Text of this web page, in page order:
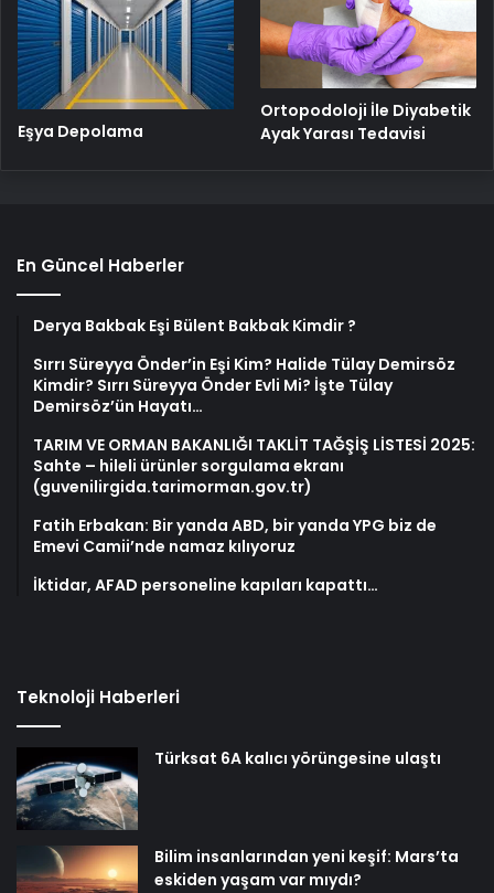
Eşya Depolama
Ortopodoloji İle Diyabetik
Ayak Yarası Tedavisi
En Güncel Haberler
Derya Bakbak Eşi Bülent Bakbak Kimdir ?
Sırrı Süreyya Önder’in Eşi Kim? Halide Tülay Demirsöz
Kimdir? Sırrı Süreyya Önder Evli Mi? İşte Tülay
Demirsöz’ün Hayatı…
TARIM VE ORMAN BAKANLIĞI TAKLİT TAĞŞİŞ LİSTESİ 2025:
Sahte – hileli ürünler sorgulama ekranı
(guvenilirgida.tarimorman.gov.tr)
Fatih Erbakan: Bir yanda ABD, bir yanda YPG biz de
Emevi Camii’nde namaz kılıyoruz
İktidar, AFAD personeline kapıları kapattı…
Teknoloji Haberleri
Türksat 6A kalıcı yörüngesine ulaştı
Bilim insanlarından yeni keşif: Mars’ta
eskiden yaşam var mıydı?